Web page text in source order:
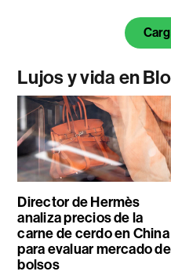
Lujos y vida en
Director de Hermès
analiza precios de la
carne de cerdo en China
para evaluar mercado de
bolsos